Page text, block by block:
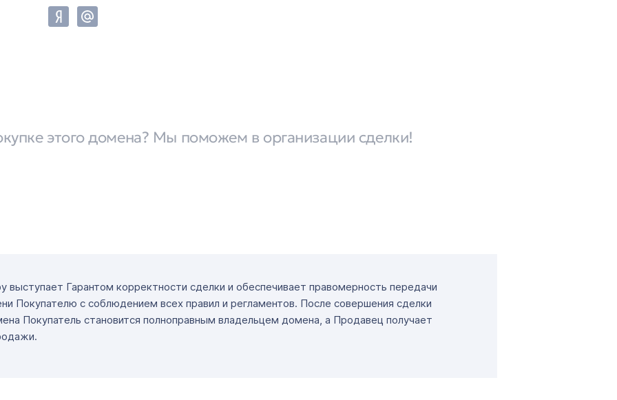
этого домена? Мы поможем в организации сделки!
выступает Гарантом корректности сделки и обеспечивает правомерность передачи
Покупателю с соблюдением всех правил и регламентов. После совершения сделки
Покупатель становится полноправным владельцем домена, а Продавец получает